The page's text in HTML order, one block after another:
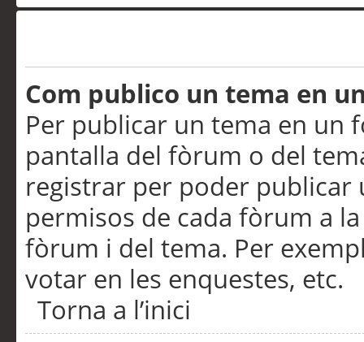
Com publico un tema en
Per publicar un tema en un
pantalla del fòrum o del
registrar per poder publicar
permisos de cada fòrum a
fòrum i del tema. Per
votar en les enquestes, etc.
Torna a l’inici